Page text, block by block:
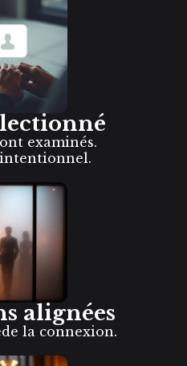
examinés.
intentionnel.
alignées
la connexion.